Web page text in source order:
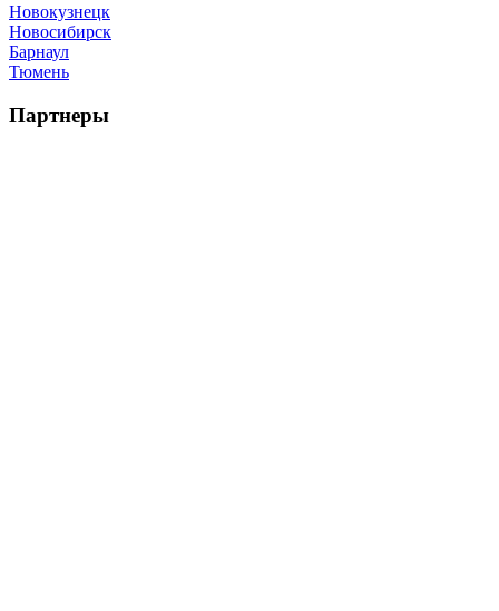
Новокузнецк
Новосибирск
Барнаул
Тюмень
Партнеры